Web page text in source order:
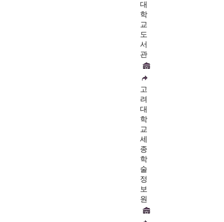
대
학
교
도
서
관
고
려
대
학
교
세
종
학
술
정
보
원